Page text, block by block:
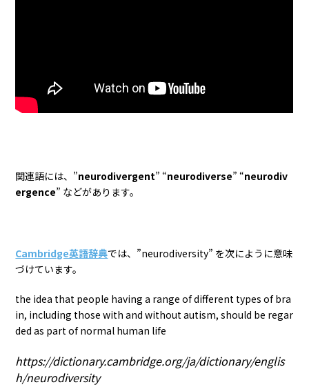
関連語には、”neurodivergent” “neurodiverse” “neurodiv
ergence” などがあります。
Cambridge英語辞典では、”neurodiversity” を次にように意味
づけています。
the idea that people having a range of different types of bra
in, including those with and without autism, should be regar
ded as part of normal human life
https://dictionary.cambridge.org/ja/dictionary/englis
h/neurodiversity